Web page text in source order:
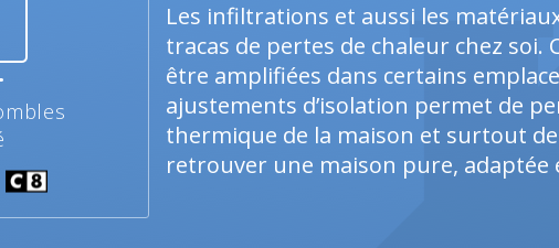
Les infiltrations et aussi les
tracas de pertes de chaleur chez
être amplifiées dans certains
ajustements d’isolation permet de
thermique de la maison et surtout de
retrouver une maison pure, adaptée